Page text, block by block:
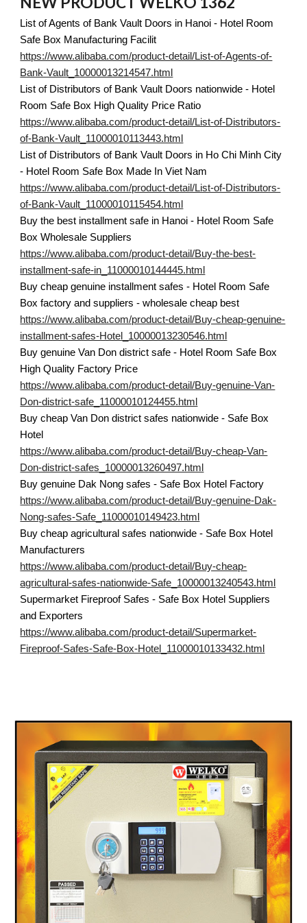
List of Agents of Bank Vault Doors in Hanoi - Hotel Room
Safe Box Manufacturing Facilit
https://www.alibaba.com/product-detail/List-of-Agents-of-
Bank-Vault_10000013214547.html
List of Distributors of Bank Vault Doors nationwide - Hotel
Room Safe Box High Quality Price Ratio
https://www.alibaba.com/product-detail/List-of-Distributors-
of-Bank-Vault_11000010113443.html
List of Distributors of Bank Vault Doors in Ho Chi Minh City
- Hotel Room Safe Box Made In Viet Nam
https://www.alibaba.com/product-detail/List-of-Distributors-
of-Bank-Vault_11000010115454.html
Buy the best installment safe in Hanoi - Hotel Room Safe
Box Wholesale Suppliers
https://www.alibaba.com/product-detail/Buy-the-best-
installment-safe-in_11000010144445.html
Buy cheap genuine installment safes - Hotel Room Safe
Box factory and suppliers - wholesale cheap best
https://www.alibaba.com/product-detail/Buy-cheap-genuine-
installment-safes-Hotel_10000013230546.html
Buy genuine Van Don district safe - Hotel Room Safe Box
High Quality Factory Price
https://www.alibaba.com/product-detail/Buy-genuine-Van-
Don-district-safe_11000010124455.html
Buy cheap Van Don district safes nationwide - Safe Box
Hotel
https://www.alibaba.com/product-detail/Buy-cheap-Van-
Don-district-safes_10000013260497.html
Buy genuine Dak Nong safes - Safe Box Hotel Factory
https://www.alibaba.com/product-detail/Buy-genuine-Dak-
Nong-safes-Safe_11000010149423.html
Buy cheap agricultural safes nationwide - Safe Box Hotel
Manufacturers
https://www.alibaba.com/product-detail/Buy-cheap-
agricultural-safes-nationwide-Safe_10000013240543.html
Supermarket Fireproof Safes - Safe Box Hotel Suppliers
and Exporters
https://www.alibaba.com/product-detail/Supermarket-
Fireproof-Safes-Safe-Box-Hotel_11000010133432.html